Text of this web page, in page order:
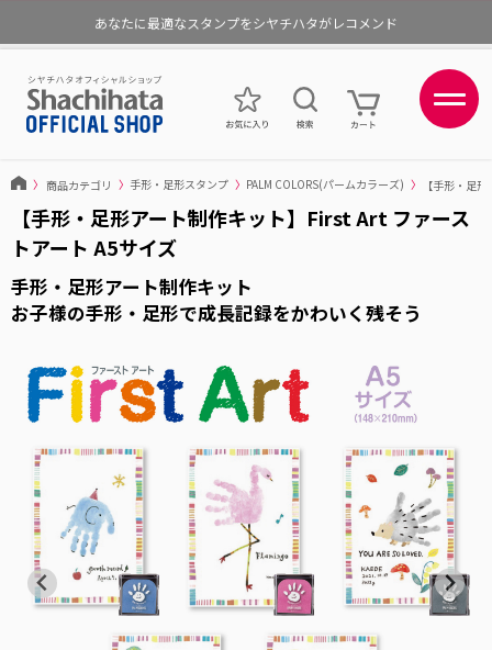
あなたに最適なスタンプをシヤチハタがレコメンド
〉 商品カテゴリ 〉 手形・足形スタンプ 〉 PALM COLORS(パームカラーズ) 〉 【手形・足
【手形・足形アート制作キット】First Art ファース
トアート A5サイズ
手形・足形アート制作キット
お子様の手形・足形で成長記録をかわいく残そう